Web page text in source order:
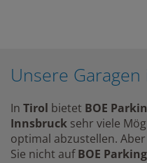
Unsere Garagen
In Tirol bietet BOE
Innsbruck sehr viele
optimal abzustellen.
Sie nicht aufBOE Parking